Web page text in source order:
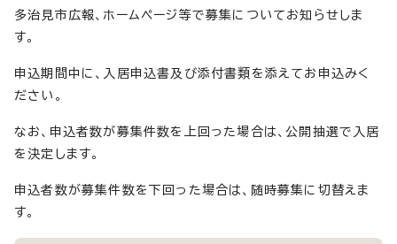
多治見市広報、ホームページ等で募集についてお知らせしま
す。
申込期間中に、入居申込書及び添付書類を添えてお申込みく
ださい。
なお、申込者数が募集件数を上回った場合は、公開抽選で入居
を決定します。
申込者数が募集件数を下回った場合は、随時募集に切替えま
す。